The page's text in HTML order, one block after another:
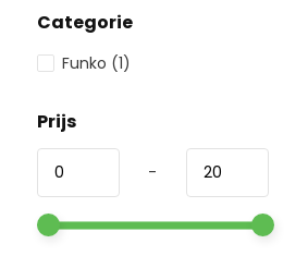
Categorie
Funko (1)
Prijs
-